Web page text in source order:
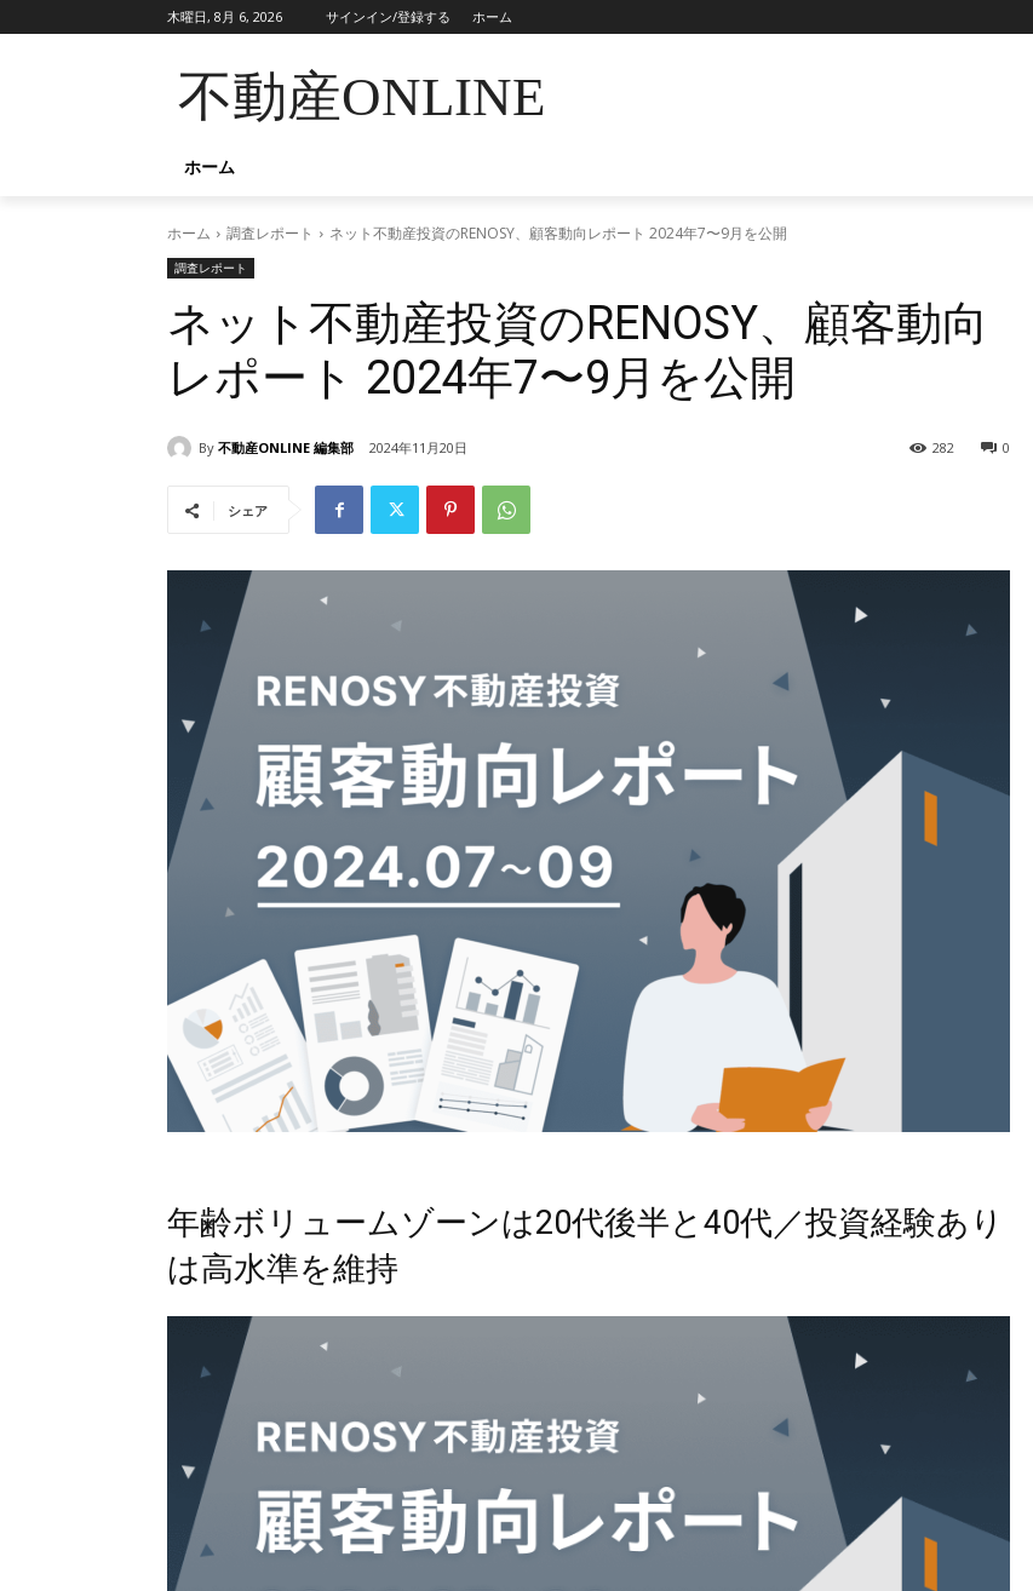
木曜日, 8月 6, 2026 サインイン/登録する ホーム
不動産ONLINE
ホーム
ホーム 調査レポート ネット不動産投資のRENOSY、顧客動向レポート 2024年7〜9月を公開
調査レポート
ネット不動産投資のRENOSY、顧客動向
レポート 2024年7〜9月を公開
By 不動産ONLINE 編集部 2024年11月20日 0
282
シェア
年齢ボリュームゾーンは20代後半と40代／投資経験あり
は高水準を維持